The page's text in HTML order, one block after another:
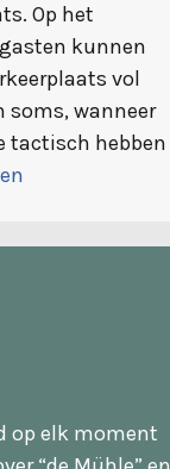
Op het
kunnen
vol
soms, wanneer
tactisch hebben
op elk moment